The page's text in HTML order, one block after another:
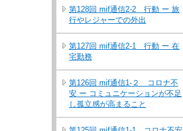
第128回 mif通信2-2 行動 ー 旅
行やレジャーでの外出
第127回 mif通信2-1 行動 ー 在
宅勤務
第126回 mif通信1-２ コロナ不
安 ー コミュニケーションが不足
し孤立感が高まること